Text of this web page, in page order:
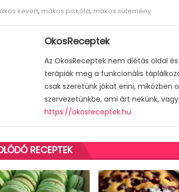
kevert, mákos piskóta, mákos sütemény
OkosReceptek
Az OkosReceptek nem diétás oldal
terápiák meg a funkcionális
csak szeretünk jókat enni, miközben
szervezetünkbe, ami árt nekünk,
https://okosreceptek.hu
RECEPTEK